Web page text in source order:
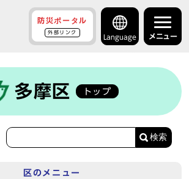
防災ポータル
外部リンク
Language メニュー
多摩区 トップ
検索
区のメニュー